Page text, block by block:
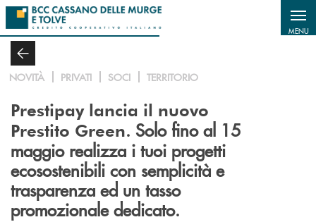
Salta al contenuto principale
MENU
NOVITÀ PRIVATI SOCI TERRITORIO
Prestipay lancia il nuovo
Prestito Green. Solo fino al 15
maggio realizza i tuoi progetti
ecosostenibili con semplicità e
trasparenza ed un tasso
promozionale dedicato.